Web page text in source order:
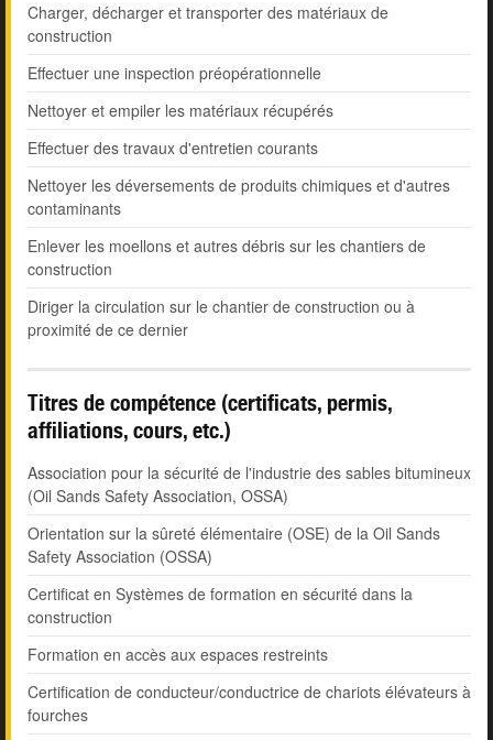
Charger, décharger et transporter des matériaux de
construction
Effectuer une inspection préopérationnelle
Nettoyer et empiler les matériaux récupérés
Effectuer des travaux d'entretien courants
Nettoyer les déversements de produits chimiques et d'autres
contaminants
Enlever les moellons et autres débris sur les chantiers de
construction
Diriger la circulation sur le chantier de construction ou à
proximité de ce dernier
Titres de compétence (certificats, permis,
affiliations, cours, etc.)
Association pour la sécurité de l'industrie des sables bitumineux
(Oil Sands Safety Association, OSSA)
Orientation sur la sûreté élémentaire (OSE) de la Oil Sands
Safety Association (OSSA)
Certificat en Systèmes de formation en sécurité dans la
construction
Formation en accès aux espaces restreints
Certification de conducteur/conductrice de chariots élévateurs à
fourches